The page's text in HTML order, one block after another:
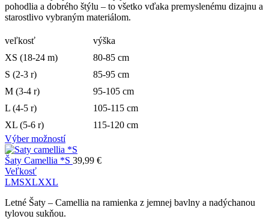
pohodlia a dobrého štýlu – to všetko vďaka premyslenému dizajnu a
starostlivo vybraným materiálom.
veľkosť
výška
XS (18-24 m)
80-85 cm
S (2-3 r)
85-95 cm
M (3-4 r)
95-105 cm
L (4-5 r)
105-115 cm
XL (5-6 r)
115-120 cm
Výber možností
Šaty Camellia *S 39,99 €
Veľkosť
LMSXLXXL
Letné Šaty – Camellia na ramienka z jemnej bavlny a nadýchanou
tylovou sukňou.